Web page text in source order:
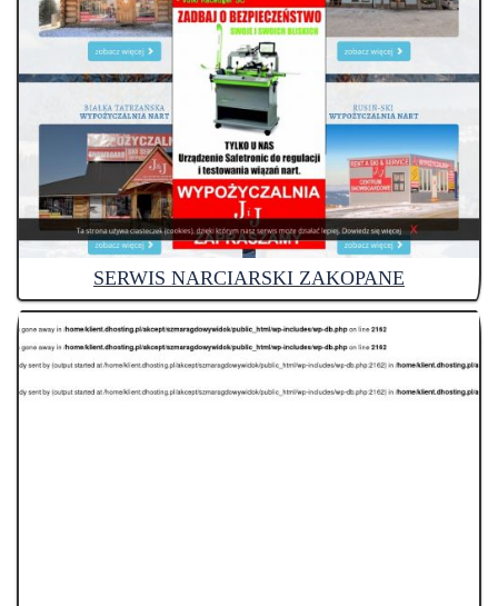
SERWIS NARCIARSKI ZAKOPANE